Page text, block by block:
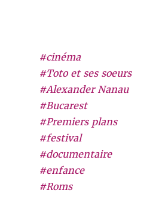
#cinéma
#Toto et ses soeurs
#Alexander Nanau
#Bucarest
#Premiers plans
#festival
#documentaire
#enfance
#Roms